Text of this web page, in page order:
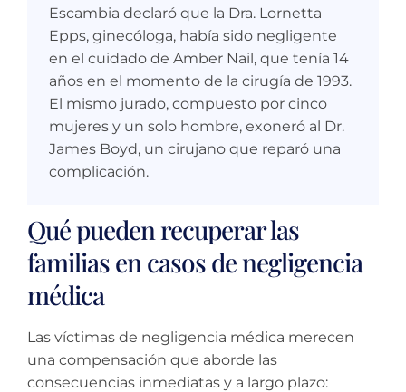
Escambia declaró que la Dra. Lornetta
Epps, ginecóloga, había sido negligente
en el cuidado de Amber Nail, que tenía 14
años en el momento de la cirugía de 1993.
El mismo jurado, compuesto por cinco
mujeres y un solo hombre, exoneró al Dr.
James Boyd, un cirujano que reparó una
complicación.
Qué pueden recuperar las
familias en casos de negligencia
médica
Las víctimas de negligencia médica merecen
una compensación que aborde las
consecuencias inmediatas y a largo plazo: